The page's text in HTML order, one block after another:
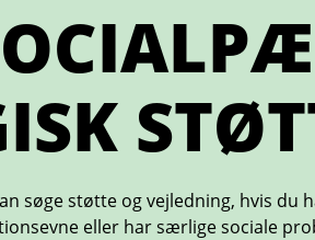
søge støtte og vejledning, hvis du
eller har særlige sociale